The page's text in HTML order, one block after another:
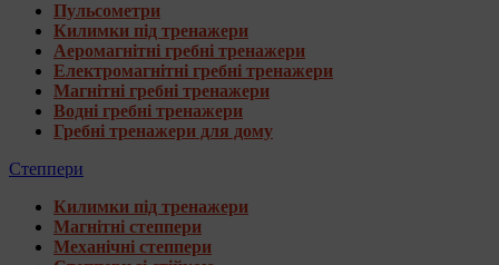
Пульсометри
Килимки під тренажери
Аеромагнітні гребні тренажери
Електромагнітні гребні тренажери
Магнітні гребні тренажери
Водні гребні тренажери
Гребні тренажери для дому
Степпери
Килимки під тренажери
Магнітні степпери
Механічні степпери